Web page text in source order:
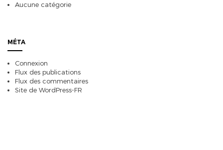
Aucune catégorie
MÉTA
Connexion
Flux des publications
Flux des commentaires
Site de WordPress-FR